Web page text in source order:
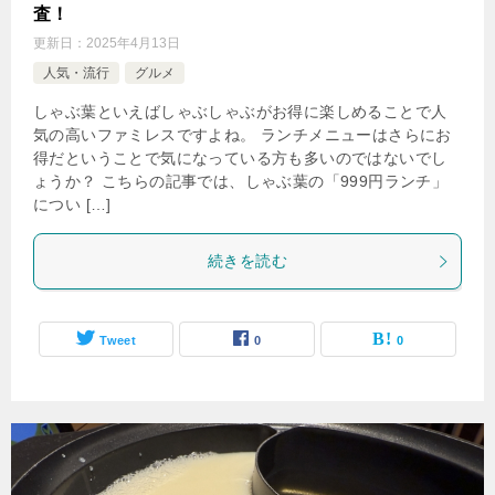
査！
更新日： 2025年4月13日
人気・流行
グルメ
しゃぶ葉といえばしゃぶしゃぶがお得に楽しめることで人
気の高いファミレスですよね。 ランチメニューはさらにお
得だということで気になっている方も多いのではないでし
ょうか？ こちらの記事では、しゃぶ葉の「999円ランチ」
につい […]
続きを読む
Tweet 0 0